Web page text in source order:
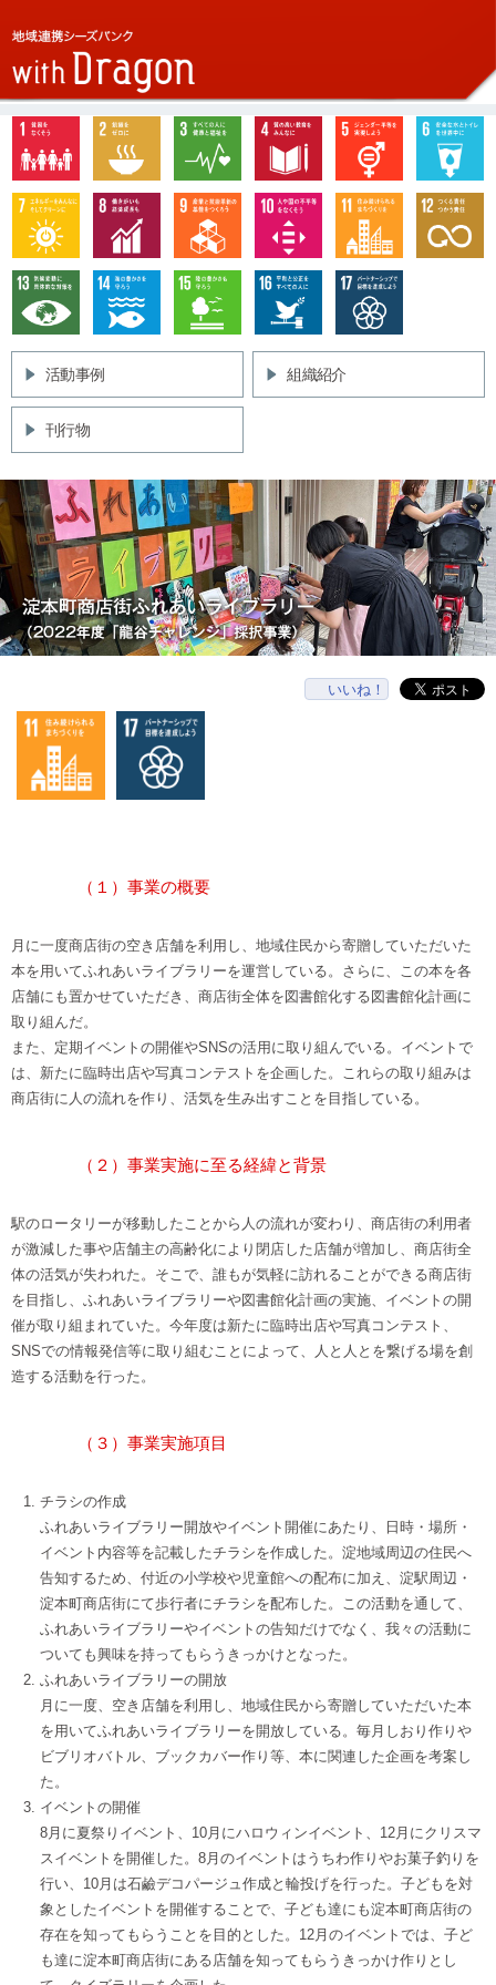
活動事例 組織紹介
刊行物
いいね！
（１）事業の概要
月に一度商店街の空き店舗を利用し、地域住民から寄贈していただいた
本を用いてふれあいライブラリーを運営している。さらに、この本を各
店舗にも置かせていただき、商店街全体を図書館化する図書館化計画に
取り組んだ。
また、定期イベントの開催やSNSの活用に取り組んでいる。イベントで
は、新たに臨時出店や写真コンテストを企画した。これらの取り組みは
商店街に人の流れを作り、活気を生み出すことを目指している。
（２）事業実施に至る経緯と背景
駅のロータリーが移動したことから人の流れが変わり、商店街の利用者
が激減した事や店舗主の高齢化により閉店した店舗が増加し、商店街全
体の活気が失われた。そこで、誰もが気軽に訪れることができる商店街
を目指し、ふれあいライブラリーや図書館化計画の実施、イベントの開
催が取り組まれていた。今年度は新たに臨時出店や写真コンテスト、
SNSでの情報発信等に取り組むことによって、人と人とを繋げる場を創
造する活動を行った。
（３）事業実施項目
チラシの作成
ふれあいライブラリー開放やイベント開催にあたり、日時・場所・
イベント内容等を記載したチラシを作成した。淀地域周辺の住民へ
告知するため、付近の小学校や児童館への配布に加え、淀駅周辺・
淀本町商店街にて歩行者にチラシを配布した。この活動を通して、
ふれあいライブラリーやイベントの告知だけでなく、我々の活動に
ついても興味を持ってもらうきっかけとなった。
ふれあいライブラリーの開放
月に一度、空き店舗を利用し、地域住民から寄贈していただいた本
を用いてふれあいライブラリーを開放している。毎月しおり作りや
ビブリオバトル、ブックカバー作り等、本に関連した企画を考案し
た。
イベントの開催
8月に夏祭りイベント、10月にハロウィンイベント、12月にクリスマ
スイベントを開催した。8月のイベントはうちわ作りやお菓子釣りを
行い、10月は石鹼デコパージュ作成と輪投げを行った。子どもを対
象としたイベントを開催することで、子ども達にも淀本町商店街の
存在を知ってもらうことを目的とした。12月のイベントでは、子ど
も達に淀本町商店街にある店舗を知ってもらうきっかけ作りとし